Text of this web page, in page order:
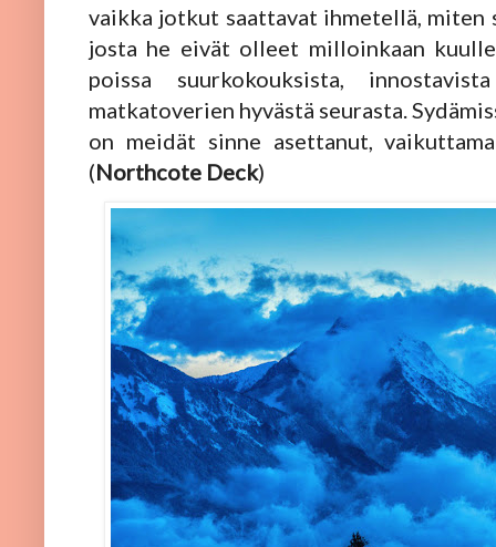
vaikka jotkut saattavat ihmetellä, miten
josta he eivät olleet milloinkaan
poissa suurkokouksista,
matkatoverien hyvästä seurasta.
on meidät sinne asettanut,
(Northcote Deck)